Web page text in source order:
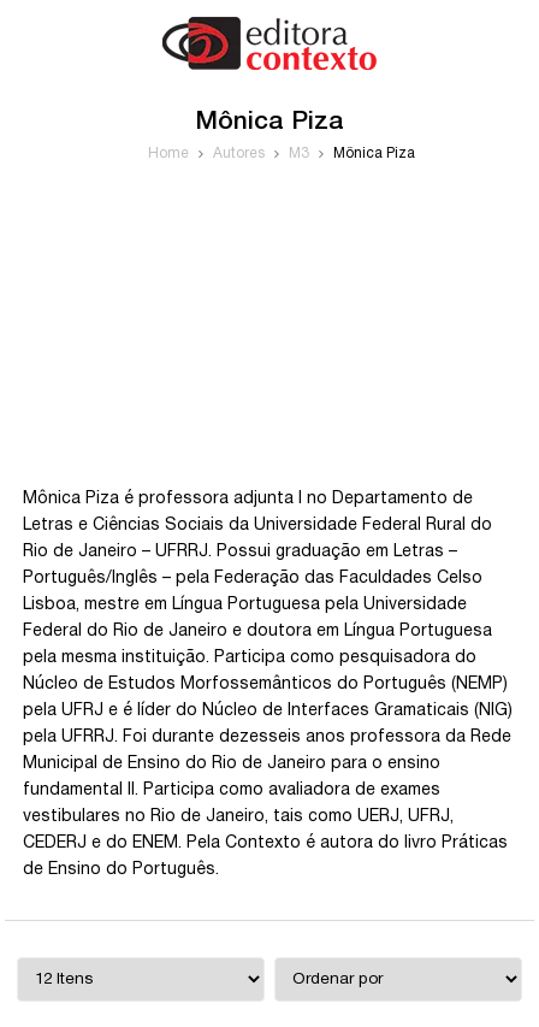
Mônica Piza
Home Autores M3 Mônica Piza
Mônica Piza é professora adjunta I no Departamento de
Letras e Ciências Sociais da Universidade Federal Rural do
Rio de Janeiro – UFRRJ. Possui graduação em Letras –
Português/Inglês – pela Federação das Faculdades Celso
Lisboa, mestre em Língua Portuguesa pela Universidade
Federal do Rio de Janeiro e doutora em Língua Portuguesa
pela mesma instituição. Participa como pesquisadora do
Núcleo de Estudos Morfossemânticos do Português (NEMP)
pela UFRJ e é líder do Núcleo de Interfaces Gramaticais (NIG)
pela UFRRJ. Foi durante dezesseis anos professora da Rede
Municipal de Ensino do Rio de Janeiro para o ensino
fundamental II. Participa como avaliadora de exames
vestibulares no Rio de Janeiro, tais como UERJ, UFRJ,
CEDERJ e do ENEM. Pela Contexto é autora do livro Práticas
de Ensino do Português.